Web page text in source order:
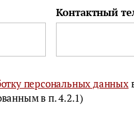
Контактный
персональных данных
в п. 4.2.1)